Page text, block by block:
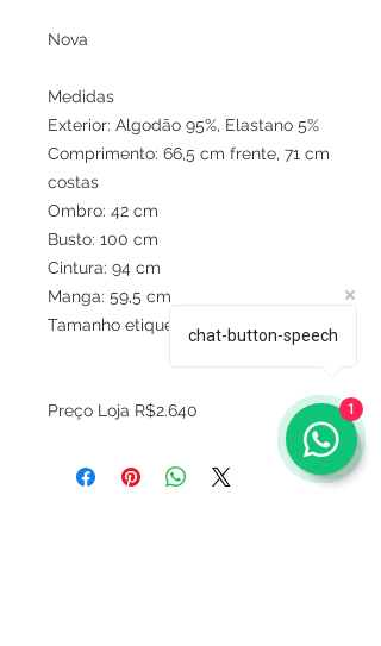
Nova
Medidas
Exterior: Algodão 95%, Elastano 5%
Comprimento: 66,5 cm frente, 71 cm
costas
Ombro: 42 cm
Busto: 100 cm
Cintura: 94 cm
Manga: 59,5 cm
Tamanho etiqueta S (serve M Brasil)
Preço Loja R$2.640
chat-button-speech
1